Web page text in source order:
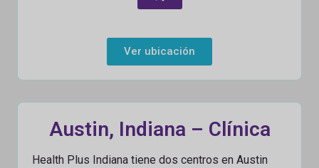
Ver ubicación
Austin, Indiana – Clínica
Health Plus Indiana tiene dos centros en Austin